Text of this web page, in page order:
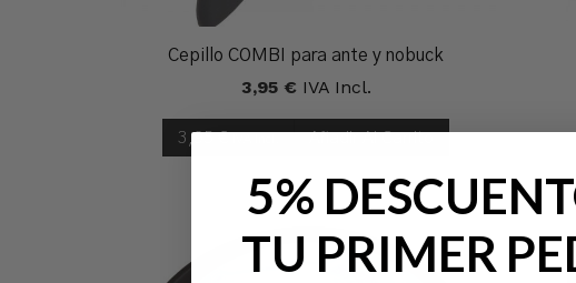
Cepillo COMBI para ante y nobuck
3,95 € IVA Incl.
3,95€ Añadir Al Carrito
5%
TU PRIMER